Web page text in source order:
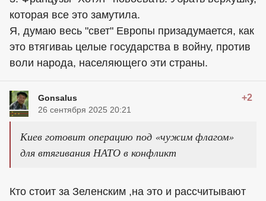
которая все это замутила.
Я, думаю весь "свет" Европы призадумается, как
это втягиваь целые государства в войну, против
воли народа, населяющего эти страны.
Gonsalus +2
26 сентября 2025 20:21
Киев готовит операцию под «чужим флагом»
для втягивания НАТО в конфликт
Кто стоит за Зеленским ,на это и рассчитывают